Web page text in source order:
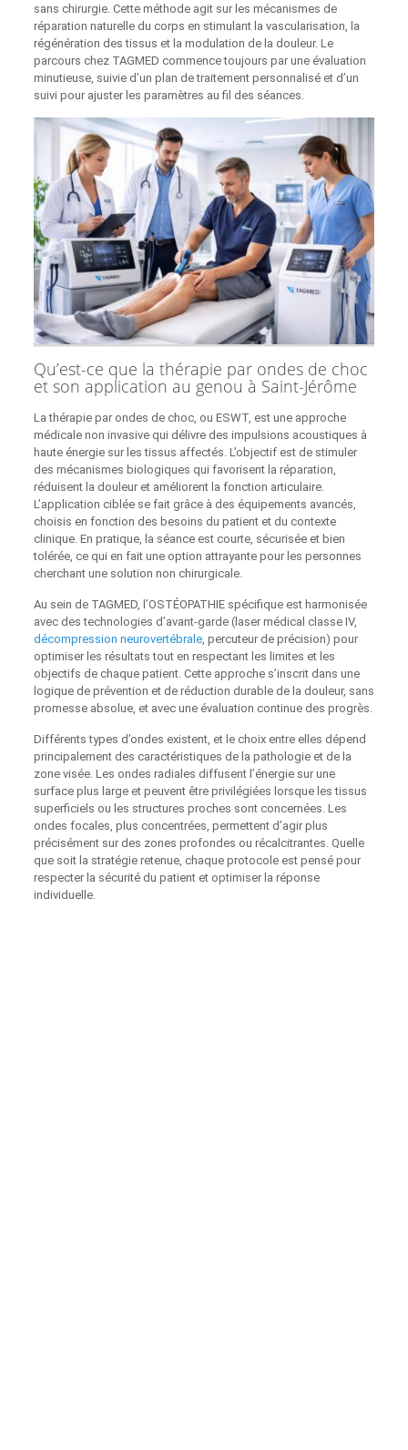
sans chirurgie. Cette méthode agit sur les mécanismes de
réparation naturelle du corps en stimulant la vascularisation, la
régénération des tissus et la modulation de la douleur. Le
parcours chez TAGMED commence toujours par une évaluation
minutieuse, suivie d’un plan de traitement personnalisé et d’un
suivi pour ajuster les paramètres au fil des séances.
Qu’est-ce que la thérapie par ondes de choc
et son application au genou à Saint-Jérôme
La thérapie par ondes de choc, ou ESWT, est une approche
médicale non invasive qui délivre des impulsions acoustiques à
haute énergie sur les tissus affectés. L’objectif est de stimuler
des mécanismes biologiques qui favorisent la réparation,
réduisent la douleur et améliorent la fonction articulaire.
L’application ciblée se fait grâce à des équipements avancés,
choisis en fonction des besoins du patient et du contexte
clinique. En pratique, la séance est courte, sécurisée et bien
tolérée, ce qui en fait une option attrayante pour les personnes
cherchant une solution non chirurgicale.
Au sein de TAGMED, l’OSTÉOPATHIE spécifique est harmonisée
avec des technologies d’avant-garde (laser médical classe IV,
décompression neurovertébrale, percuteur de précision) pour
optimiser les résultats tout en respectant les limites et les
objectifs de chaque patient. Cette approche s’inscrit dans une
logique de prévention et de réduction durable de la douleur, sans
promesse absolue, et avec une évaluation continue des progrès.
Différents types d’ondes existent, et le choix entre elles dépend
principalement des caractéristiques de la pathologie et de la
zone visée. Les ondes radiales diffusent l’énergie sur une
surface plus large et peuvent être privilégiées lorsque les tissus
superficiels ou les structures proches sont concernées. Les
ondes focales, plus concentrées, permettent d’agir plus
précisément sur des zones profondes ou récalcitrantes. Quelle
que soit la stratégie retenue, chaque protocole est pensé pour
respecter la sécurité du patient et optimiser la réponse
individuelle.